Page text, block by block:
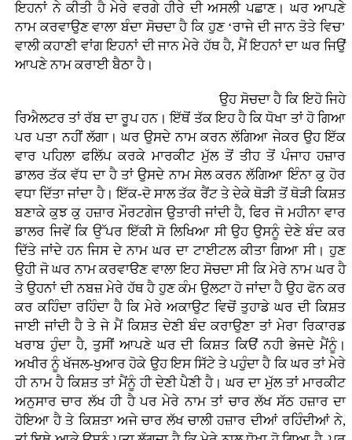
ਇਹਨਾਂ ਨੇ ਕੀਤੀ ਹੈ ਮੇਰੇ ਵਰਗੇ ਹੀਰੇ ਦੀ ਅਸਲੀ ਪਛਾਣ। ਘਰ ਆਪਣੇ
ਨਾਮ ਕਰਵਾਉਣ ਵਾਲਾ ਬੰਦਾ ਸੋਚਦਾ ਹੈ ਕਿ ਹੁਣ ‘ਰਾਜੇ ਦੀ ਜਾਨ ਤੋਤੇ ਵਿਚ’
ਵਾਲੀ ਕਹਾਣੀ ਵਾਂਗ ਇਹਨਾਂ ਦੀ ਜਾਨ ਮੇਰੇ ਹੱਥ ਹੈ, ਮੈਂ ਇਹਨਾਂ ਦਾ ਘਰ ਜਿਉਂ
ਆਪਣੇ ਨਾਮ ਕਰਾਈ ਬੈਠਾ ਹੈ।
ਉਹ ਸੋਚਦਾ ਹੈ ਕਿ ਇਹੋ ਜਿਹੇ
ਰਿਐਲਟਰ ਤਾਂ ਰੱਬ ਦਾ ਰੂਪ ਹਨ। ਇੱਥੋਂ ਤੱਕ ਇਹ ਹੈ ਕਿ ਧੋਖਾ ਤਾਂ ਹੋ ਗਿਆ
ਪਰ ਪਤਾ ਨਹੀਂ ਲੱਗਾ। ਘਰ ਉਸਦੇ ਨਾਮ ਕਰਨ ਲੱਗਿਆ ਜੇਕਰ ਉਹ ਇੱਕ
ਵਾਰ ਪਹਿਲਾ ਫਲਿੱਪ ਕਰਕੇ ਮਾਰਕੀਟ ਮੁੱਲ ਤੋਂ ਤੀਹ ਤੋਂ ਪੰਜਾਹ ਹਜ਼ਾਰ
ਡਾਲਰ ਤੱਕ ਵੱਧ ਦਾ ਹੈ ਤਾਂ ਉਸਦੇ ਨਾਮ ਸੇਲ ਕਰਨ ਲੱਗਿਆ ਇੰਨਾ ਕੁ ਹੋਰ
ਵਧਾ ਦਿੱਤਾ ਜਾਂਦਾ ਹੈ। ਇੱਕ-ਦੋ ਸਾਲ ਤੱਕ ਰੈਂਟ ਤੇ ਦੇਕੇ ਥੋੜੀ ਤੋਂ ਥੋੜੀ ਕਿਸ਼ਤ
ਬਣਾਕੇ ਕੁਝ ਕੁ ਹਜ਼ਾਰ ਮੌਰਟਗੇਜ ਉਤਾਰੀ ਜਾਂਦੀ ਹੈ, ਫਿਰ ਜੋ ਮਹੀਨਾ ਵਾਰ
ਡਾਲਰ ਜਿਵੇਂ ਕਿ ਉੱਪਰ ਇੱਕੀ ਸੋ ਲਿਖਿਆ ਸੀ ਉਹ ਉਸਨੂੰ ਦੇਣੇ ਬੰਦ ਕਰ
ਦਿੱਤੇ ਜਾਂਦੇ ਹਨ ਜਿਸ ਦੇ ਨਾਮ ਘਰ ਦਾ ਟਾਈਟਲ ਕੀਤਾ ਗਿਆ ਸੀ। ਹੁਣ
ਉਹੀ ਜੋ ਘਰ ਨਾਮ ਕਰਵਾੳਣ ਵਾਲਾ ਇਹ ਸੋਚਦਾ ਸੀ ਕਿ ਮੇਰੇ ਨਾਮ ਘਰ ਹੈ
ਤੇ ਉਹਨਾਂ ਦੀ ਨਬਜ਼ ਮੇਰੇ ਹੱਥ ਹੈ ਹੁਣ ਕੰਮ ਉਲਟਾ ਹੋ ਜਾਂਦਾ ਹੈ ਉਹ ਫੋਨ ਕਰ
ਕਰ ਕਹਿੰਦਾ ਰਹਿੰਦਾ ਹੈ ਕਿ ਮੇਰੇ ਅਕਾਉਟ ਵਿਚੋਂ ਤੁਹਾਡੇ ਘਰ ਦੀ ਕਿਸ਼ਤ
ਜਾਈ ਜਾਂਦੀ ਹੈ ਤੇ ਜੇ ਮੈਂ ਕਿਸ਼ਤ ਦੇਣੀ ਬੰਦ ਕਰਾਉਣਾ ਤਾਂ ਮੇਰਾ ਰਿਕਾਰਡ
ਖਰਾਬ ਹੁੰਦਾ ਹੈ, ਤੁਸੀਂ ਆਪਣੇ ਘਰ ਦੀ ਕਿਸ਼ਤ ਕਿੳਂ ਨਹੀ ਭੇਜਦੇ ਮੈਂਨੂੰ।
ਅਖੀਰ ਨੂੰ ਖੱਜਲ-ਖੁਆਰ ਹੋਕੇ ਉਹ ਇਸ ਸਿੱਟੇ ਤੇ ਪਹੁੰਦਾ ਹੈ ਕਿ ਘਰ ਤਾਂ ਮੇਰੇ
ਹੀ ਨਾਮ ਹੈ ਕਿਸ਼ਤ ਤਾਂ ਮੈਂਨੂੰ ਹੀ ਦੇਣੀ ਪੈਣੀ ਹੈ। ਘਰ ਦਾ ਮੁੱਲ ਤਾਂ ਮਾਰਕੀਟ
ਅਨੁਸਾਰ ਚਾਰ ਲੱਖ ਹੀ ਹੈ ਪਰ ਮੇਰੇ ਨਾਮ ਤਾਂ ਚਾਰ ਲੱਖ ਸੱਠ ਹਜ਼ਾਰ ਦਾ
ਹੋਇਆ ਹੈ ਤੇ ਕਿਸ਼ਤਾ ਅਜੇ ਚਾਰ ਲੱਖ ਚਾਲੀ ਹਜ਼ਾਰ ਦੀਆਂ ਰਹਿੰਦੀਆਂ ਨੇ,